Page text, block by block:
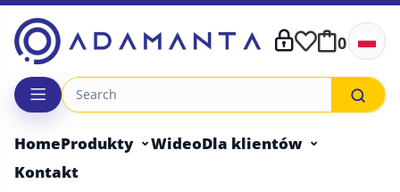
0
HomeProdukty WideoDla klientów
Kontakt